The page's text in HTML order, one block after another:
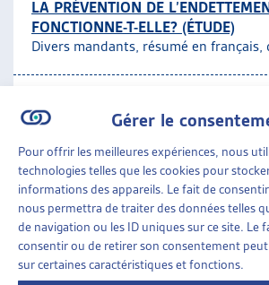
Gérer le
Pour offrir les meilleures expériences, nous
technologies telles que les cookies pour
informations des appareils. Le fait de
nous permettra de traiter des données telles
de navigation ou les ID uniques sur ce site. Le
consentir ou de retirer son consentement
sur certaines caractéristiques et fonctions.
LA PRÉVENTION DE
FONCTIONNE-T-ELLE? (ÉTUDE)
Divers mandants, résumé en français,
SURENDETTEMENT»PRÉVENTION ET
DÉSENDETTEMENT
LA PRÉVENTION À
PARTICULIER AUPRÈS DES JEUNES:
EXEMPLES ROMANDS
Florence Bettschart, journée